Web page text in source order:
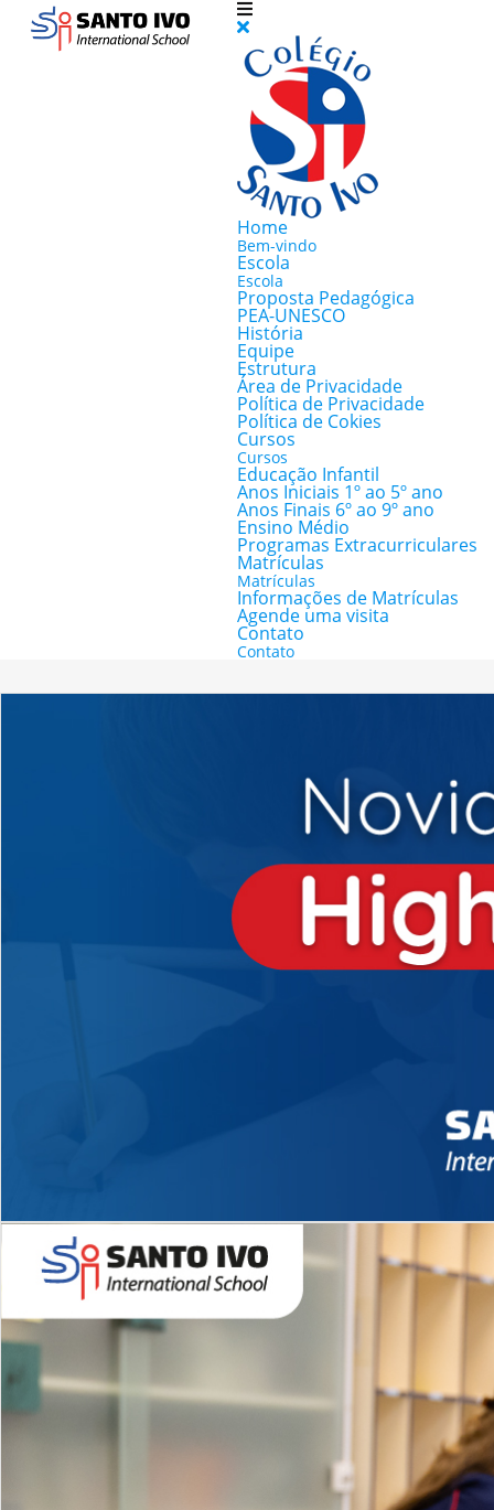
Home
Bem-vindo
Escola
Escola
Proposta Pedagógica
PEA-UNESCO
História
Equipe
Estrutura
Área de Privacidade
Política de Privacidade
Política de Cokies
Cursos
Cursos
Educação Infantil
Anos Iniciais 1º ao 5º ano
Anos Finais 6º ao 9º ano
Ensino Médio
Programas Extracurriculares
Matrículas
Matrículas
Informações de Matrículas
Agende uma visita
Contato
Contato
Novidades 2026 High School
EDUCAÇÃO INFANTIL
Inglês todos os dias